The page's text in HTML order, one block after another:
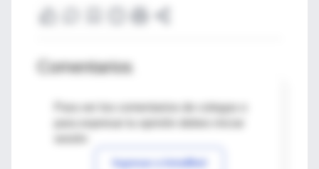
Comentarios
Para ver los comentarios de colegas o
Ingresar a IntraMed